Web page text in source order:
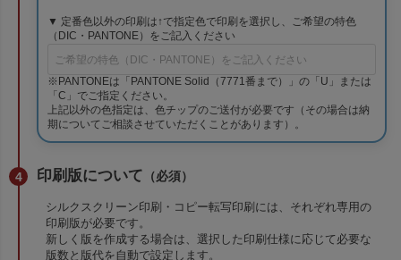
▼ 定番色以外の印刷は↑で指定色で印刷を選択し、ご希望の特色
（DIC・PANTONE）をご記入ください
※PANTONEは「PANTONE Solid（7771番まで）」の「U」または
「C」でご指定ください。
上記以外の色指定は、色チップのご送付が必要です（その場合は納
期についてご相談させていただくことがあります）。
印刷版について （必須）
シルクスクリーン印刷・コピー転写印刷には、それぞれ専用の
印刷版が必要です。
新しく版を作成する場合は、選択した印刷仕様に応じて必要な
版数と版代を自動で設定します。